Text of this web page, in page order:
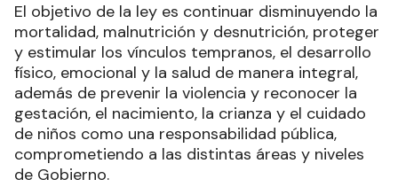
El objetivo de la ley es continuar disminuyendo la
mortalidad, malnutrición y desnutrición, proteger
y estimular los vínculos tempranos, el desarrollo
físico, emocional y la salud de manera integral,
además de prevenir la violencia y reconocer la
gestación, el nacimiento, la crianza y el cuidado
de niños como una responsabilidad pública,
comprometiendo a las distintas áreas y niveles
de Gobierno.